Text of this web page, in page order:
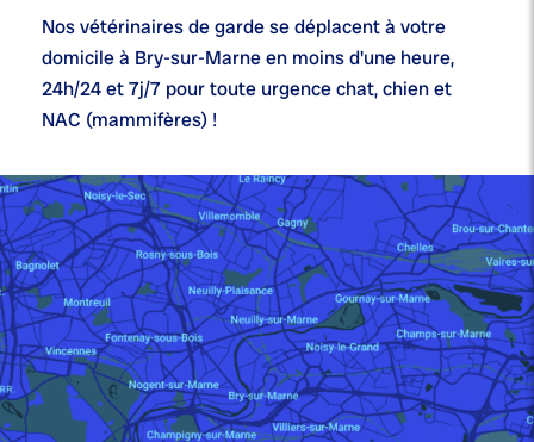
Nosvétérinaires de gardese déplacent à votre
domicile à Bry-sur-Marne en moins d'une heure,
24h/24 et 7j/7 pour toute urgence chat, chien et
NAC (mammifères) !